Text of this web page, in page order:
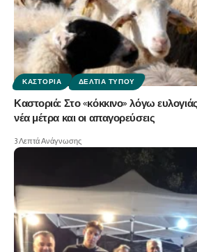
ΚΑΣΤΟΡΙΆ ΔΕΛΤΊΑ ΤΎΠΟΥ
Καστοριά: Στο «κόκκινο» λόγω
νέα μέτρα και οι απαγορεύσεις
3 Λεπτά Ανάγνωσης